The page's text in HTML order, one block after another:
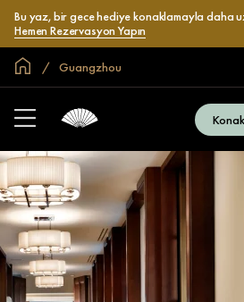
Bu yaz, bir gece hediye konaklamayla daha
Hemen Rezervasyon Yapın
Global Ana Sayfa
Guangzhou